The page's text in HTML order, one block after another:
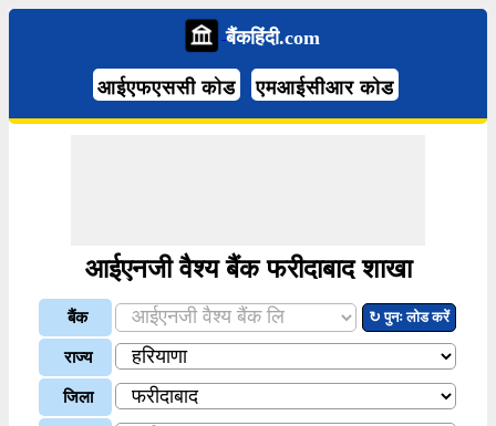
बैंकहिंदी.com
आईएफएससी कोड एमआईसीआर कोड
आईएनजी वैश्य बैंक फरीदाबाद शाखा
बैंक ↻ पुनः लोड करें
राज्य
जिला